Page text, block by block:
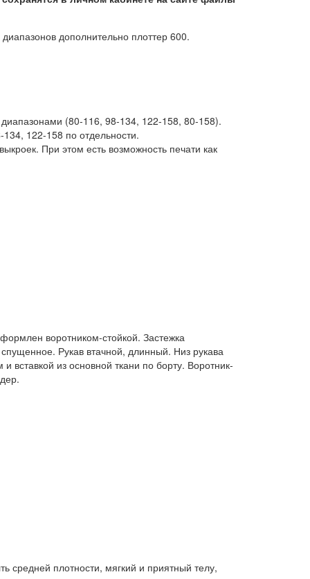
дополнительно плоттер 600.
(80-116, 98-134, 122-158, 80-158).
122-158 по отдельности.
При этом есть возможность печати как
воротником-стойкой. Застежка
Рукав втачной, длинный. Низ рукава
из основной ткани по борту. Воротник-
средней плотности, мягкий и приятный телу,